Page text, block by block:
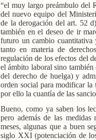
“el muy largo preámbulo del
del nuevo equipo del
de la derogación del art. 52
también en el deseo de ir
futuro un cambio cuantitativa
tanto en materia de
regulación de los efectos del
el ámbito laboral sino
del derecho de huelga) y
orden social para modificar la
por ello la cuantía de las
Bueno, como ya saben los
pero además de las medidas
meses, algunas que a buen
siglo XXI (potenciación de